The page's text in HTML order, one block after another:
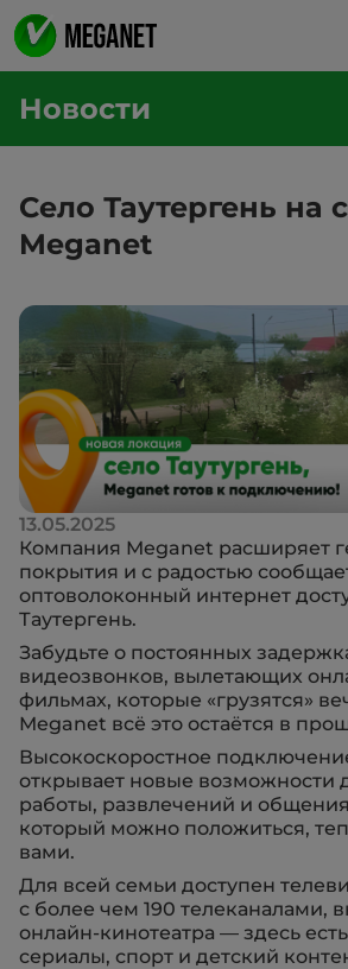
Новости
Село Таутергень на
Meganet
13.05.2025
Компания Meganet расширяет
покрытия и с радостью
оптоволоконный интернет
Таутергень.
Забудьте о постоянных
видеозвонков, вылетающих
фильмах, которые «грузятся»
Meganet всё это остаётся в
Высокоскоростное
открывает новые возможности
работы, развлечений и
который можно положиться,
вами.
Для всей семьи доступен
с более чем 190 телеканалами,
онлайн-кинотеатра — здесь
сериалы, спорт и детский